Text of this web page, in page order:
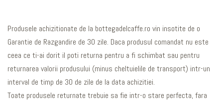
Produsele achizitionate de la bottegadelcaffe.ro vin insotite de o
Garantie de Razgandire de 30 zile. Daca produsul comandat nu este
ceea ce ti-ai dorit il poti returna pentru a fi schimbat sau pentru
returnarea valorii produsului (minus cheltuielile de transport) intr-un
interval de timp de 30 de zile de la data achizitiei.
Toate produsele returnate trebuie sa fie intr-o stare perfecta, fara